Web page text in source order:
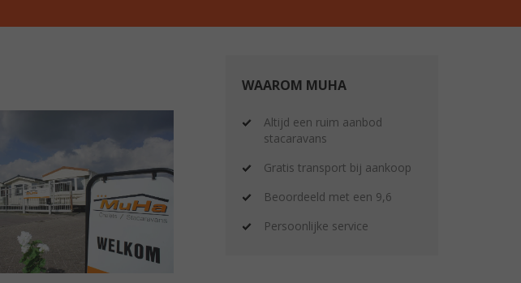
WAAROM MUHA
Altijd een ruim aanbod
stacaravans
Gratis transport bij aankoop
Beoordeeld met een 9,6
Persoonlijke service